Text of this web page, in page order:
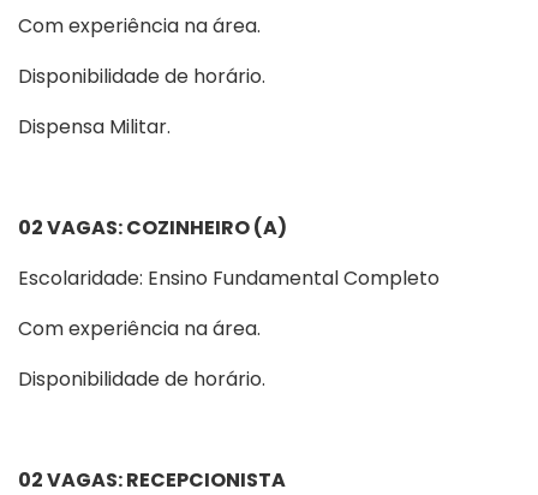
Com experiência na área.
Disponibilidade de horário.
Dispensa Militar.
02 VAGAS: COZINHEIRO (A)
Escolaridade: Ensino Fundamental Completo
Com experiência na área.
Disponibilidade de horário.
02 VAGAS: RECEPCIONISTA